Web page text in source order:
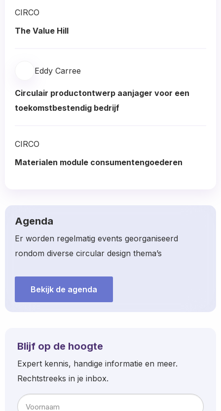
CIRCO
The Value Hill
Eddy Carree
Circulair productontwerp aanjager voor een
toekomstbestendig bedrijf
more
CIRCO
Materialen module consumentengoederen
Agenda
Er worden regelmatig events georganiseerd
rondom diverse circular design thema’s
Bekijk de agenda
Blijf op de hoogte
Expert kennis, handige informatie en meer.
Rechtstreeks in je inbox.
Naam